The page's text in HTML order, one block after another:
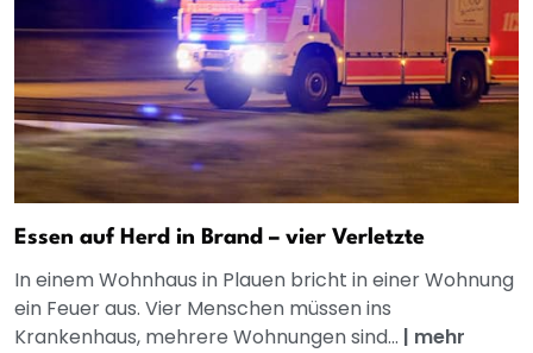
Essen auf Herd in Brand – vier Verletzte
In einem Wohnhaus in Plauen bricht in einer Wohnung
ein Feuer aus. Vier Menschen müssen ins
Krankenhaus, mehrere Wohnungen sind... | mehr